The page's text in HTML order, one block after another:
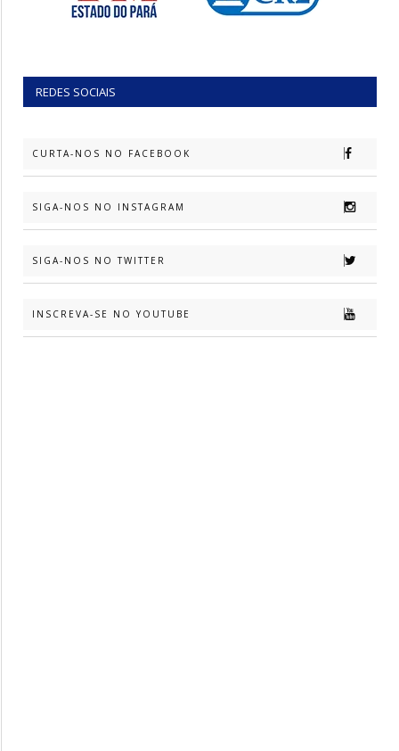
REDES SOCIAIS
CURTA-NOS NO FACEBOOK
SIGA-NOS NO INSTAGRAM
SIGA-NOS NO TWITTER
INSCREVA-SE NO YOUTUBE